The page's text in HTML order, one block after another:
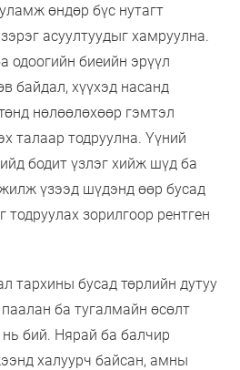
өндөр бүс нутагт
асуултуудыг хамруулна.
одоогийн биеийн эрүүл
байдал, хүүхэд насанд
нөлөөлөхөөр гэмтэл
талаар тодруулна. Үүний
бодит үзлэг хийж шүд ба
үзээд шүдэнд өөр бусад
тодруулах зорилгоор рентген
тархины бусад төрлийн дутуу
ба тугалмайн өсөлт
бий. Нярай ба балчир
халуурч байсан, амны